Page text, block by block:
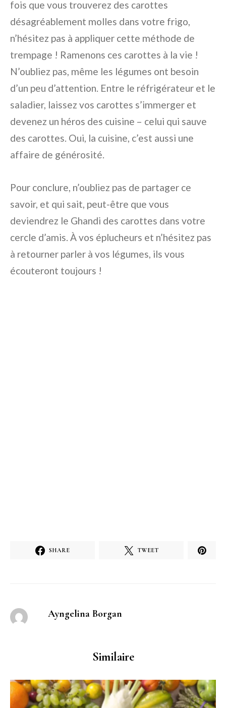
fois que vous trouverez des carottes
désagréablement molles dans votre frigo,
n’hésitez pas à appliquer cette méthode de
trempage ! Ramenons ces carottes à la vie !
N’oubliez pas, même les légumes ont besoin
d’un peu d’attention. Entre le réfrigérateur et le
saladier, laissez vos carottes s’immerger et
devenez un héros des cuisine – celui qui sauve
des carottes. Oui, la cuisine, c’est aussi une
affaire de générosité.
Pour conclure, n’oubliez pas de partager ce
savoir, et qui sait, peut-être que vous
deviendrez le Ghandi des carottes dans votre
cercle d’amis. À vos éplucheurs et n’hésitez pas
à retourner parler à vos légumes, ils vous
écouteront toujours !
SHARE TWEET
Ayngelina Borgan
Similaire